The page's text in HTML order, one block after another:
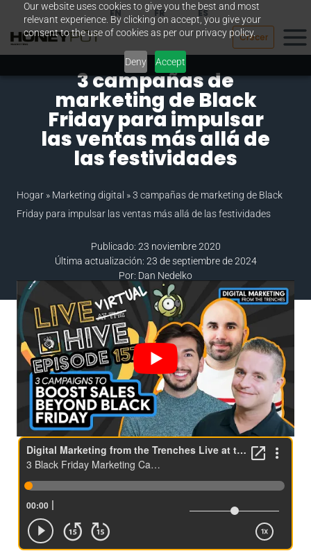
Our website uses cookies to give you the best and most
relevant experience. By clicking on accept, you give your
consent to the use of cookies as per our privacy policy.
Deny Accept
Saltar
contenido
EN FR ES
Crecer
3 campañas de
marketing de Black
Friday para impulsar
las ventas más allá de
las festividades
Hogar » Marketing digital »3 campañas de marketing de Black
Friday para impulsar las ventas más allá de las festividades
Publicado: 23 noviembre 2020
Última actualización: 23 de septiembre de 2024
Por: Dan Nedelko